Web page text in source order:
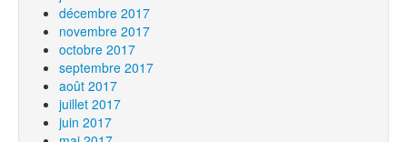
décembre 2017
novembre 2017
octobre 2017
septembre 2017
août 2017
juillet 2017
juin 2017